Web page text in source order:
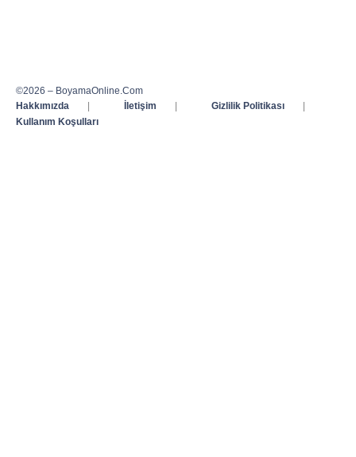
©2026 – BoyamaOnline.Com
Hakkımızda
| İletişim | Gizlilik Politikası
|
Kullanım Koşulları